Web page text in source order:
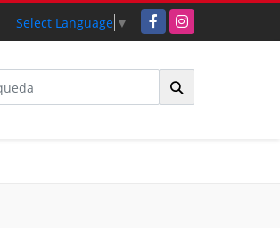
Select Language ▼ FacebookInstagram